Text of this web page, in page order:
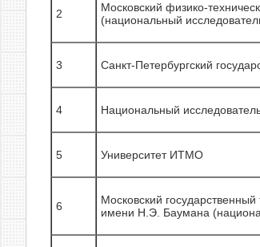
2
Московский физико-
(национальный
3 Санкт-Петербургский
4 Национальный
5 Университет ИТМО
6
Московский государственный
имени Н.Э. Баумана